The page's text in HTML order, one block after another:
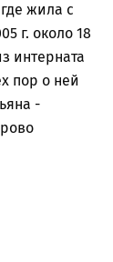
жила с
г. около 18
интерната
пор о ней
-